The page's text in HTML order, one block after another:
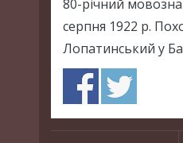
80-річний
серпня 1922 р.
Лопатинський у